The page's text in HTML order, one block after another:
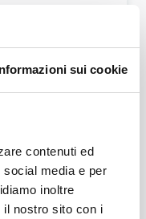
sui cookie
contenuti ed
social media e per
inoltre
il nostro sito con i